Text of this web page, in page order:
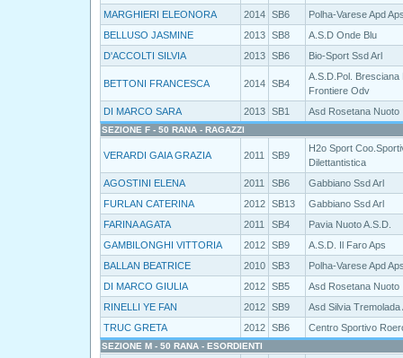
MARGHIERI ELEONORA
2014 SB6
Polha-Varese Apd
BELLUSO JASMINE
2013 SB8
A.S.D Onde Blu
D'ACCOLTI SILVIA
2013 SB6 Bio-Sport Ssd Arl
BETTONI FRANCESCA 2014 SB4
A.S.D.Pol. Bresciana
Frontiere Odv
DI MARCO SARA
2013 SB1 Asd Rosetana Nuoto
SEZIONE F - 50 RANA - RAGAZZI
VERARDI GAIA GRAZIA 2011 SB9
H2o Sport
Dilettantistica
AGOSTINI ELENA
2011 SB6
Gabbiano Ssd Arl
FURLAN CATERINA
2012 SB13
Gabbiano Ssd Arl
FARINA AGATA
2011 SB4
Pavia Nuoto A.S.D.
GAMBILONGHI VITTORIA
2012 SB9
A.S.D. Il Faro Aps
BALLAN BEATRICE
2010 SB3
Polha-Varese Apd
DI MARCO GIULIA
2012 SB5
Asd Rosetana Nuoto
RINELLI YE FAN
2012 SB9
Asd Silvia Tremolada
TRUC GRETA
2012 SB6 Centro Sportivo
SEZIONE M - 50 RANA - ESORDIENTI